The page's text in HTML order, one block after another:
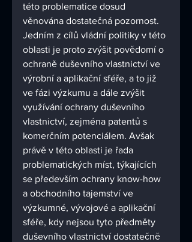
této problematice dosud
věnována dostatečná pozornost.
Jedním z cílů vládní politiky v této
oblasti je proto zvýšit povědomí o
ochraně duševního vlastnictví ve
výrobní a aplikační sféře, a to již
ve fázi výzkumu a dále zvýšit
využívání ochrany duševního
vlastnictví, zejména patentů s
komerčním potenciálem. Avšak
právě v této oblasti je řada
problematických míst, týkajících
se především ochrany know-how
a obchodního tajemství ve
výzkumné, vývojové a aplikační
sféře, kdy nejsou tyto předměty
duševního vlastnictví dostatečně